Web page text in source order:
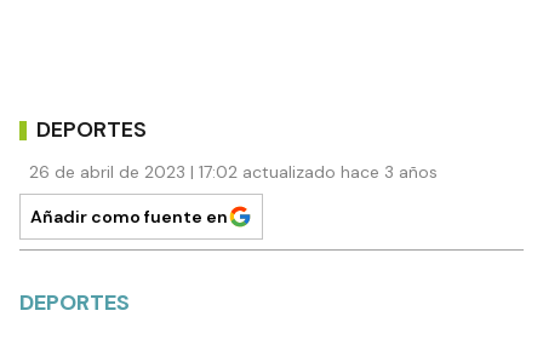
DEPORTES
26 de abril de 2023 | 17:02 actualizado hace 3 años
Añadir como fuente en
DEPORTES